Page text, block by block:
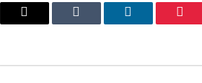
بينتيريست لينكدإن Tumblr
البريد